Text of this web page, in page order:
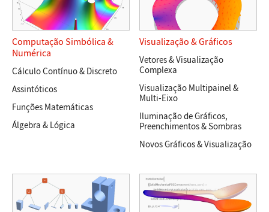
Computação Simbólica &
Numérica
Cálculo Contínuo & Discreto
Assintóticos
Funções Matemáticas
Álgebra & Lógica
Visualização & Gráficos
Vetores & Visualização
Complexa
Visualização Multipainel &
Multi-Eixo
Iluminação de Gráficos,
Preenchimentos & Sombras
Novos Gráficos & Visualização